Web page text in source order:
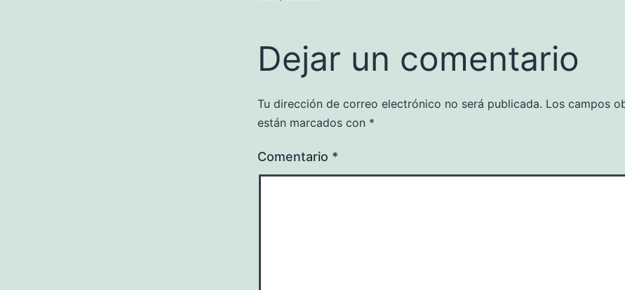
Dejar un comentario
Tu dirección de correo electrónico no será publicada. Los campos
están marcados con *
Comentario *